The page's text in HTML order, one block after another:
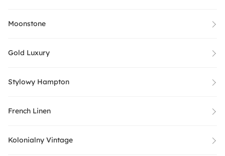
Moonstone
Gold Luxury
Stylowy Hampton
French Linen
Kolonialny Vintage